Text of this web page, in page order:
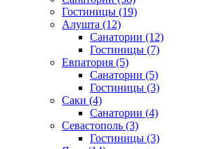
Гостиницы (19)
Алушта (12)
Санатории (12)
Гостиницы (7)
Евпатория (5)
Санатории (5)
Гостиницы (3)
Саки (4)
Санатории (4)
Севастополь (3)
Гостиницы (3)